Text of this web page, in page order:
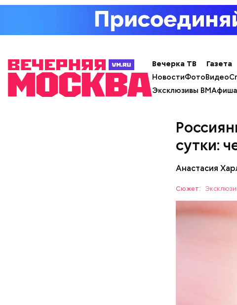
Вечерка ТВ Газета
НовостиФотоВидео
Эксклюзивы ВМ
сутки:
Анастасия
Сюжет:
счастливых
другими